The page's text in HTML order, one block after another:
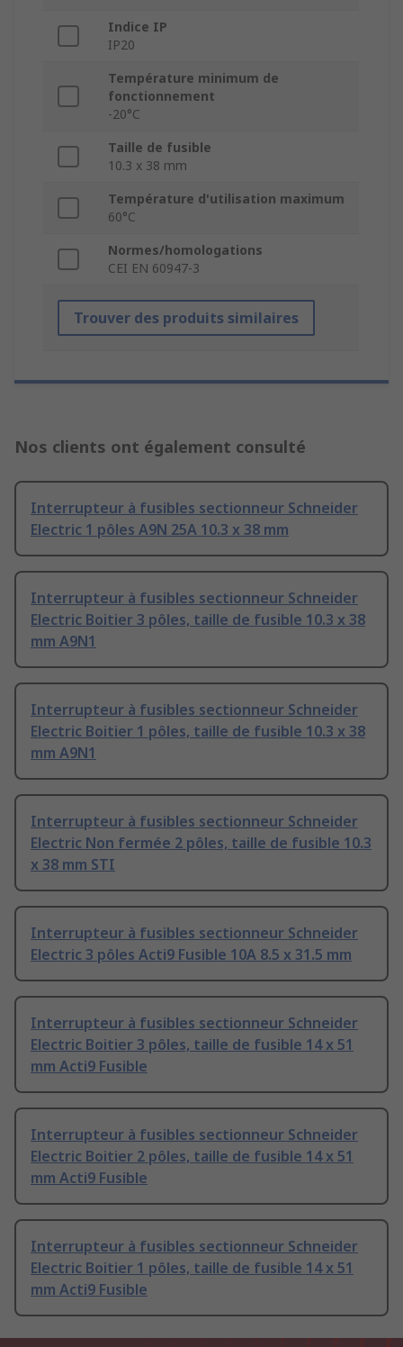
Indice IP
IP20
Température minimum de
fonctionnement
-20°C
Taille de fusible
10.3 x 38 mm
Température d'utilisation maximum
60°C
Normes/homologations
CEI EN 60947-3
Trouver des produits similaires
Nos clients ont également consulté
Interrupteur à fusibles sectionneur Schneider
Electric 1 pôles A9N 25A 10.3 x 38 mm
Interrupteur à fusibles sectionneur Schneider
Electric Boitier 3 pôles, taille de fusible 10.3 x 38
mm A9N1
Interrupteur à fusibles sectionneur Schneider
Electric Boitier 1 pôles, taille de fusible 10.3 x 38
mm A9N1
Interrupteur à fusibles sectionneur Schneider
Electric Non fermée 2 pôles, taille de fusible 10.3
x 38 mm STI
Interrupteur à fusibles sectionneur Schneider
Electric 3 pôles Acti9 Fusible 10A 8.5 x 31.5 mm
Interrupteur à fusibles sectionneur Schneider
Electric Boitier 3 pôles, taille de fusible 14 x 51
mm Acti9 Fusible
Interrupteur à fusibles sectionneur Schneider
Electric Boitier 2 pôles, taille de fusible 14 x 51
mm Acti9 Fusible
Interrupteur à fusibles sectionneur Schneider
Electric Boitier 1 pôles, taille de fusible 14 x 51
mm Acti9 Fusible